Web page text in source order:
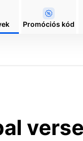
Promóciós kód